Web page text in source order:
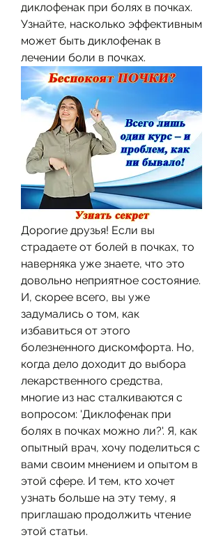
диклофенак при болях в почках.
Узнайте, насколько эффективным
может быть диклофенак в
лечении боли в почках.
Дорогие друзья! Если вы
страдаете от болей в почках, то
наверняка уже знаете, что это
довольно неприятное состояние.
И, скорее всего, вы уже
задумались о том, как
избавиться от этого
болезненного дискомфорта. Но,
когда дело доходит до выбора
лекарственного средства,
многие из нас сталкиваются с
вопросом: 'Диклофенак при
болях в почках можно ли?'. Я, как
опытный врач, хочу поделиться с
вами своим мнением и опытом в
этой сфере. И тем, кто хочет
узнать больше на эту тему, я
приглашаю продолжить чтение
этой статьи.